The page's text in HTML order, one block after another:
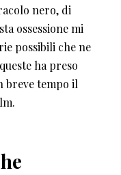
nero, di
ossessione mi
possibili che ne
ha preso
breve tempo il